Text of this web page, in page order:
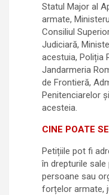
Statul Major al
armate,
Consiliul
Judiciară,
acestuia, Poliția
Jandarmeria
de Frontieră,
Penitenciarelor
acesteia.
CINE POATE
Petițiile pot fi
în drepturile
persoane sau
forțelor armate,